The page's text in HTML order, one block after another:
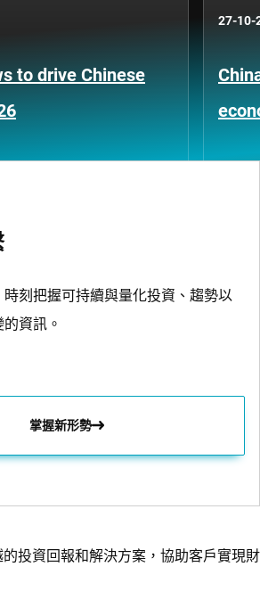
to drive Chinese
27-10-
刻把握可持續與量化投資、趨勢以
資訊。
掌握新形勢
投資回報和解決方案，協助客戶實現財